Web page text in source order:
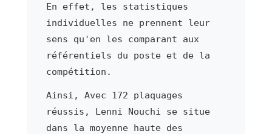
En effet, les statistiques
individuelles ne prennent leur
sens qu'en les comparant aux
référentiels du poste et de la
compétition.
Ainsi, Avec 172 plaquages
réussis, Lenni Nouchi se situe
dans la moyenne haute des